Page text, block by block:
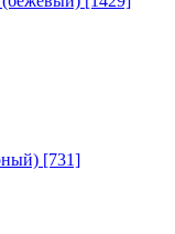
[731]